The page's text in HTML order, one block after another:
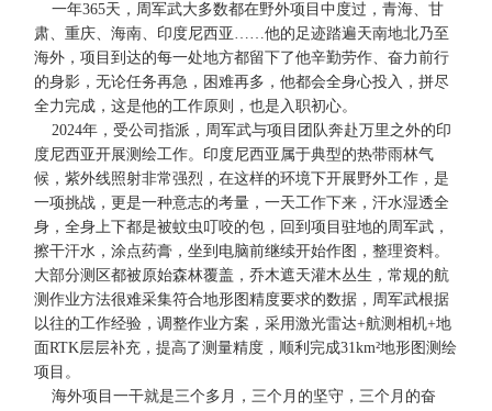
一年365天，周军武大多数都在野外项目中度过，青海、甘
肃、重庆、海南、印度尼西亚……他的足迹踏遍天南地北乃至
海外，项目到达的每一处地方都留下了他辛勤劳作、奋力前行
的身影，无论任务再急，困难再多，他都会全身心投入，拼尽
全力完成，这是他的工作原则，也是入职初心。
2024年，受公司指派，周军武与项目团队奔赴万里之外的印
度尼西亚开展测绘工作。印度尼西亚属于典型的热带雨林气
候，紫外线照射非常强烈，在这样的环境下开展野外工作，是
一项挑战，更是一种意志的考量，一天工作下来，汗水湿透全
身，全身上下都是被蚊虫叮咬的包，回到项目驻地的周军武，
擦干汗水，涂点药膏，坐到电脑前继续开始作图，整理资料。
大部分测区都被原始森林覆盖，乔木遮天灌木丛生，常规的航
测作业方法很难采集符合地形图精度要求的数据，周军武根据
以往的工作经验，调整作业方案，采用激光雷达+航测相机+地
面RTK层层补充，提高了测量精度，顺利完成31km²地形图测绘
项目。
海外项目一干就是三个多月，三个月的坚守，三个月的奋